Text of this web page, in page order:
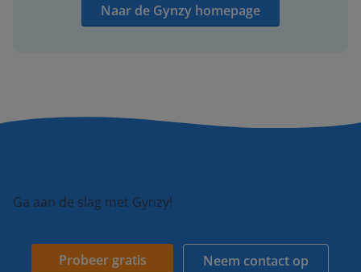
Naar de Gynzy homepage
Ga aan de slag met Gynzy!
Probeer gratis Neem contact op